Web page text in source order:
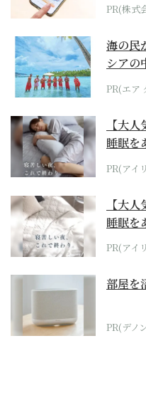
PR(株式
海の民
シアの
らみえ
PR(エア
【大
睡眠を
PR(アイ
【大
睡眠を
PR(アイ
部屋を
PR(デノ